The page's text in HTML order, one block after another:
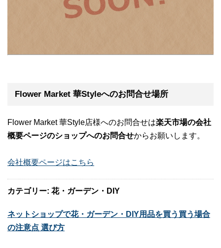
Flower Market 華Styleへのお問合せ場所
Flower Market 華Style店様へのお問合せは楽天市場の会社
概要ページのショップへのお問合せからお願いします。
会社概要ページはこちら
カテゴリー: 花・ガーデン・DIY
ネットショップで花・ガーデン・DIY用品を買う買う場合
の注意点 選び方